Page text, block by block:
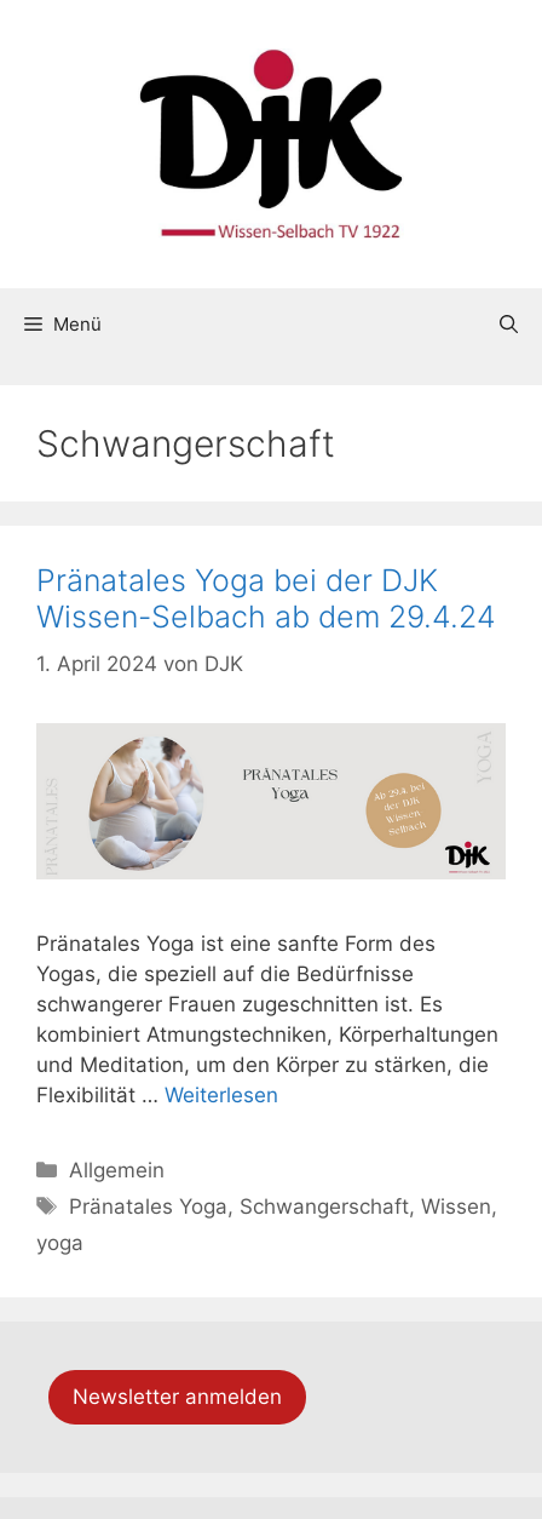
Menü
Schwangerschaft
Pränatales Yoga bei der DJK
Wissen-Selbach ab dem 29.4.24
1. April 2024 von DJK
Pränatales Yoga ist eine sanfte Form des
Yogas, die speziell auf die Bedürfnisse
schwangerer Frauen zugeschnitten ist. Es
kombiniert Atmungstechniken, Körperhaltungen
und Meditation, um den Körper zu stärken, die
Flexibilität … Weiterlesen
Allgemein
Pränatales Yoga, Schwangerschaft,Wissen,
yoga
Newsletter anmelden